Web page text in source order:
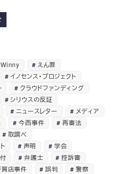
Winny
えん罪
イノセンス・プロジェクト
クラウドファンディング
シリウスの反証
ニュースレター
メディア
今西事件
再審法
取調べ
声明
学会
弁護士
控訴審
店事件 誤判
警察